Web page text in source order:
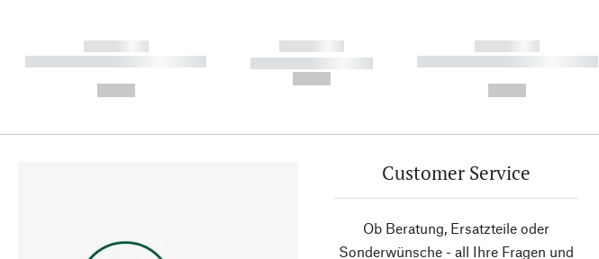
------------
----------- ----------- ----------
------------
----------- -----------
------------
----------- ----------- ----------
Customer Service
Ob Beratung, Ersatzteile oder
Sonderwünsche - all Ihre Fragen und